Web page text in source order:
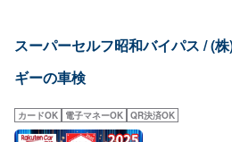
ヤ交換、オイル交換等、お車のメンテナンス
スーパーセルフ昭和バイパス / (
ギーの車検
カードOK 電子マネーOK QR決済OK